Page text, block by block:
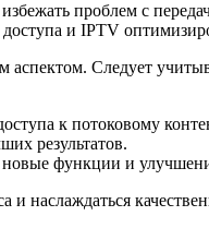
проблем с
и IPTV
Следует
к потоковому
результатов.
новые функции и
наслаждаться